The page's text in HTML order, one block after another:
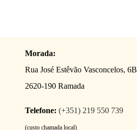
Morada:
Rua José Estêvão Vasconcelos, 6B
2620-190 Ramada
Telefone: (+351) 219 550 739
(custo chamada local)